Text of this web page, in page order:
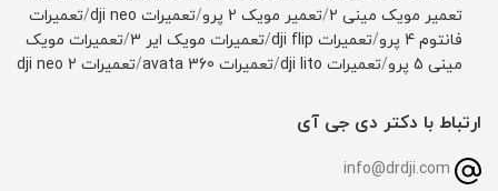
تعمیر مویک مینی 2
/تعمیر مویک 2 پرو /تعمیرات dji neo /تعمیرات
فانتوم 4 پرو
/تعمیرات dji flip /تعمیرات مویک ایر 3 /تعمیرات مویک
مینی 5 پرو
/تعمیرات dji lito /تعمیرات avata 360 /تعمیرات dji neo 2
ارتباط با دکتر دی جی آی